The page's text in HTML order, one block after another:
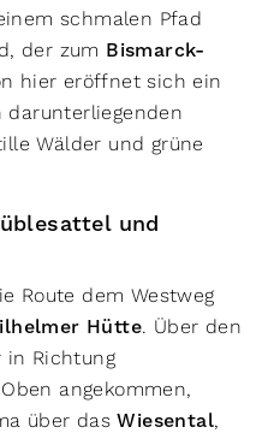
schmalen Pfad
der zum Bismarck-
hier eröffnet sich ein
darunterliegenden
Wälder und grüne
und
Route dem Westweg
Hütte. Über den
in Richtung
angekommen,
über dasWiesental,